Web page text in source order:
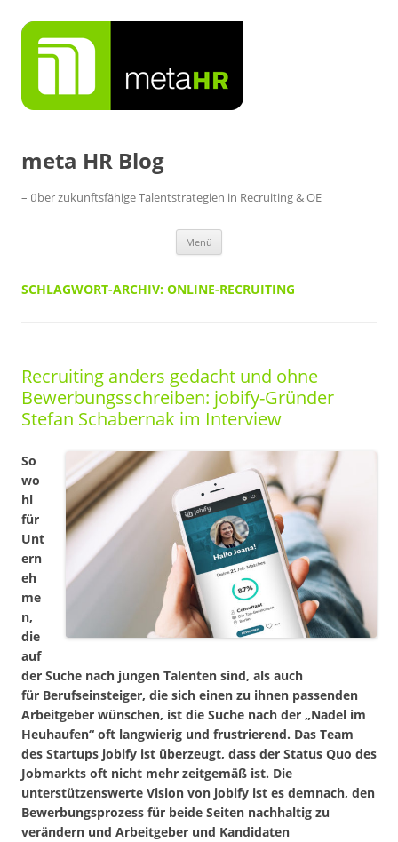
Inhalt
springen
meta HR Blog
– über zukunftsfähige Talentstrategien in Recruiting & OE
Menü
SCHLAGWORT-ARCHIV: ONLINE-RECRUITING
Recruiting anders gedacht und ohne
Bewerbungsschreiben: jobify-Gründer
Stefan Schabernak im Interview
So
wo
hl
für
Unt
ern
eh
me
n,
die
auf
der Suche nach jungen Talenten sind, als auch
für Berufseinsteiger, die sich einen zu ihnen passenden
Arbeitgeber wünschen, ist die Suche nach der „Nadel im
Heuhaufen“ oft langwierig und frustrierend. Das Team
des Startups jobify ist überzeugt, dass der Status Quo des
Jobmarkts oft nicht mehr zeitgemäß ist. Die
unterstützenswerte Vision von jobify ist es demnach, den
Bewerbungsprozess für beide Seiten nachhaltig zu
verändern und Arbeitgeber und Kandidaten